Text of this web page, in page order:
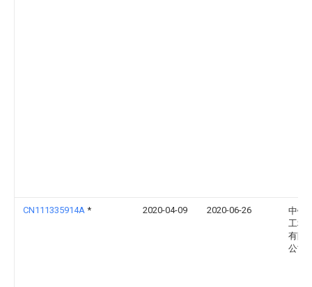
CN111335914A * 2020-04-09 2020-06-26
中铁
工程
有限
公司